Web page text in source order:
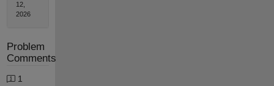
12,
2026
Problem
Comments
1